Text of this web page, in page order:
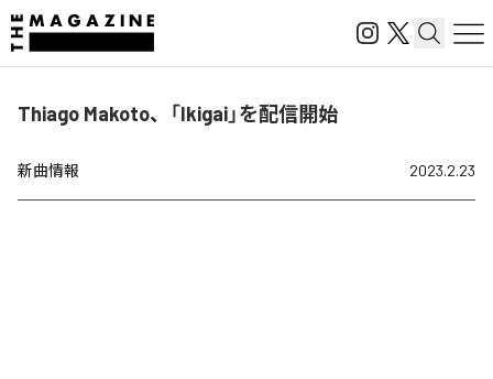
Thiago Makoto、「Ikigai」を配信開始
新曲情報 2023.2.23